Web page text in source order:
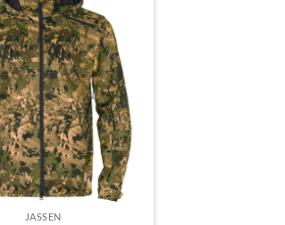
Toevoegen
aan
verlanglijst
JASSEN